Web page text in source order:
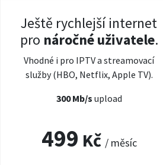
Ještě rychlejší internet
pro náročné uživatele.
Vhodné i pro IPTV a streamovací
služby (HBO, Netflix, Apple TV).
300 Mb/s upload
499 Kč / měsíc